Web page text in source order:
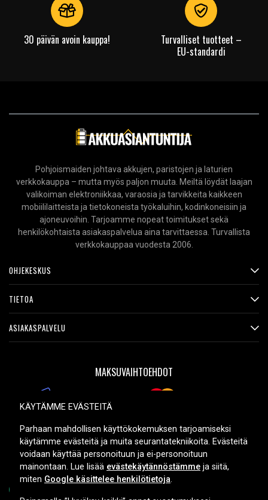
30 päivän avoin kauppa!
Turvalliset tuotteet –
EU-standardi
Pohjoismaiden johtava akkujen, paristojen ja laturien
verkkokauppa – mutta myös paljon muuta. Meiltä löydät laajan
valikoiman elektroniikkaa, varaosia ja tarvikkeita kaikkeen
mobiililaitteista ja tietokoneista työkaluihin, kodinkoneisiin ja
ajoneuvoihin. Tarjoamme nopeat toimitukset sekä
henkilökohtaista asiakaspalvelua aina tarvittaessa. Turvallista
verkkokauppaa vuodesta 2006.
OHJEKESKUS
TIETOA
ASIAKASPALVELU
MAKSUVAIHTOEHDOT
TOIMITUSVAIHTOEHDOT
KÄYTÄMME EVÄSTEITÄ
Parhaan mahdollisen käyttökokemuksen tarjoamiseksi
käytämme evästeitä ja muita seurantatekniikoita. Evästeitä
voidaan käyttää personoituun ja ei-personoituun
mainontaan. Lue lisää evästekäytännöstämme ja siitä,
miten Google käsittelee henkilötietoja.